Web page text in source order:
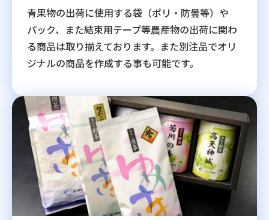
青果物の出荷に使用する袋（ポリ・防曇等）や
パック、また結束用テープ等農産物の出荷に関わ
る商品は取り揃えております。また別注品でオリ
ジナルの商品を作成する事も可能です。